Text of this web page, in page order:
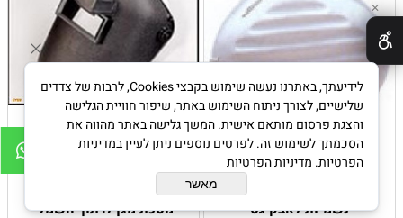
נשמיות לאבק גס מסכת מגן לרתוך חשמלי
✕
לידיעתך, באתרנו נעשה שימוש בקבצי Cookies, לרבות של צדדים
שלישיים, לצורך ניתוח השימוש באתר, שיפור חוויית הגלישה
והצגת פרסום מותאם אישית. המשך גלישה באתר מהווה את
הסכמתך לשימוש זה. לפרטים נוספים ניתן לעיין במדיניות
הפרטיות. מדיניות הפרטיות
מאשר